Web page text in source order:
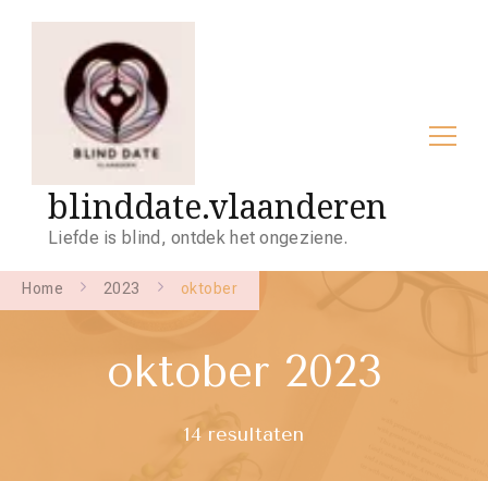
blinddate.vlaanderen
Liefde is blind, ontdek het ongeziene.
Home 2023 oktober
oktober 2023
14 resultaten